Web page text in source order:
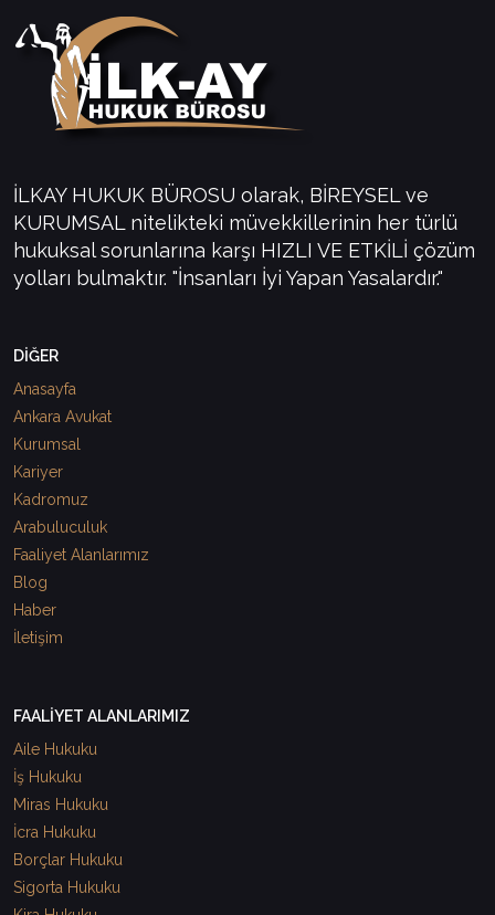
İLKAY HUKUK BÜROSU olarak, BİREYSEL ve
KURUMSAL nitelikteki müvekkillerinin her türlü
hukuksal sorunlarına karşı HIZLI VE ETKİLİ çözüm
yolları bulmaktır. "İnsanları İyi Yapan Yasalardır."
DİĞER
Anasayfa
Ankara Avukat
Kurumsal
Kariyer
Kadromuz
Arabuluculuk
Faaliyet Alanlarımız
Blog
Haber
İletişim
FAALİYET ALANLARIMIZ
Aile Hukuku
İş Hukuku
Miras Hukuku
İcra Hukuku
Borçlar Hukuku
Sigorta Hukuku